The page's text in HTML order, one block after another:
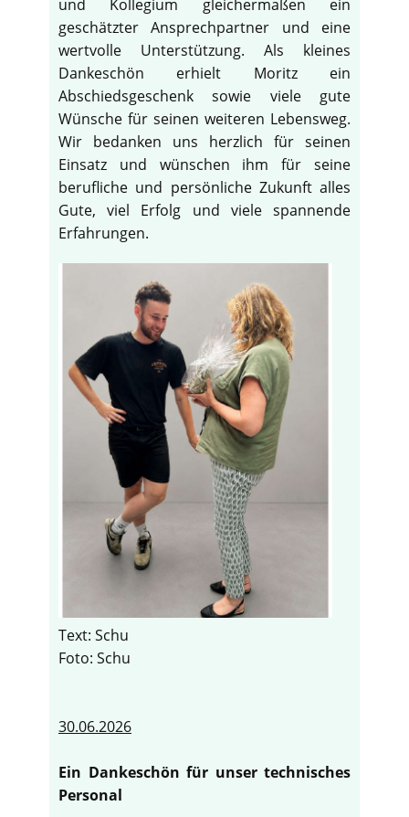
und Kollegium gleichermaßen ein
geschätzter Ansprechpartner und eine
wertvolle Unterstützung. Als kleines
Dankeschön erhielt Moritz ein
Abschiedsgeschenk sowie viele gute
Wünsche für seinen weiteren Lebensweg.
Wir bedanken uns herzlich für seinen
Einsatz und wünschen ihm für seine
berufliche und persönliche Zukunft alles
Gute, viel Erfolg und viele spannende
Erfahrungen.
Text: Schu
Foto: Schu
30.06.2026
Ein Dankeschön für unser technisches
Personal